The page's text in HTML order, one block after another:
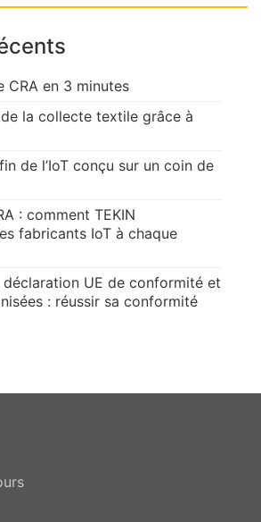
CRA en 3 minutes
de la collecte textile grâce à
de l’IoT conçu sur un coin de
: comment TEKIN
fabricants IoT à chaque
déclaration UE de conformité et
: réussir sa conformité